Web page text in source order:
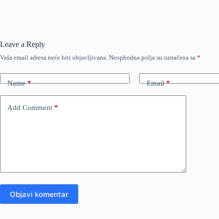
Leave a Reply
Vaša email adresa neće biti objavljivana. Neophodna polja su označena sa *
Name* Email*
Add Comment *
Objavi komentar